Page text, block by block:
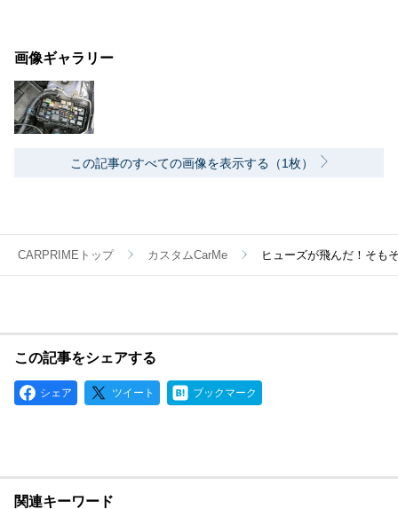
画像ギャラリー
この記事のすべての画像を表示する（1枚）
CARPRIMEトップ カスタムCarMe ヒューズが飛んだ！そも
この記事をシェアする
シェア ツイート ブックマーク
関連キーワード